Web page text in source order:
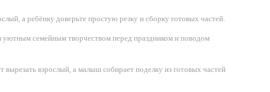
а ребёнку доверьте простую резку и сборку готовых частей.
уютным семейным творчеством перед праздником и поводом
взрослый, а малыш собирает поделку из готовых частей